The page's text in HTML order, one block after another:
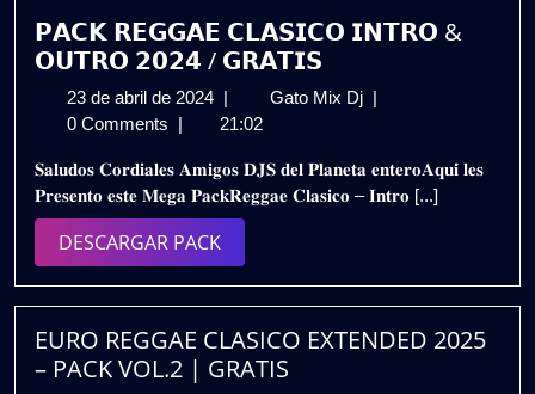
𝗣𝗔𝗖𝗞 𝗥𝗘𝗚𝗚𝗔𝗘 𝗖𝗟𝗔𝗦𝗜𝗖𝗢 𝗜𝗡𝗧𝗥𝗢 &
𝗢𝗨𝗧𝗥𝗢 𝟮𝟬𝟮𝟰 / 𝗚𝗥𝗔𝗧𝗜𝗦
23 de abril de 2024 23
de
de
2024
Gato Mix Dj 𝗣𝗔𝗖𝗞
𝗜𝗡𝗧𝗥𝗢
&
/
𝗚𝗥𝗔𝗧𝗜𝗦
0 Comments
21:02
𝐒𝐚𝐥𝐮𝐝𝐨𝐬 𝐂𝐨𝐫𝐝𝐢𝐚𝐥𝐞𝐬 𝐀𝐦𝐢𝐠𝐨𝐬 𝐃𝐉𝐒 𝐝𝐞𝐥 𝐏𝐥𝐚𝐧𝐞𝐭𝐚 𝐞𝐧𝐭𝐞𝐫𝐨𝐀𝐪𝐮𝐢́ 𝐥𝐞𝐬
𝐏𝐫𝐞𝐬𝐞𝐧𝐭𝐨 𝐞𝐬𝐭𝐞 𝐌𝐞𝐠𝐚 𝐏𝐚𝐜𝐤𝐑𝐞𝐠𝐠𝐚𝐞 𝐂𝐥𝐚𝐬𝐢𝐜𝐨 – 𝐈𝐧𝐭𝐫𝐨 [...]
DESCARGAR PACKDESCARGAR
PACK
EURO REGGAE CLASICO EXTENDED 2025
– PACK VOL.2 | GRATIS